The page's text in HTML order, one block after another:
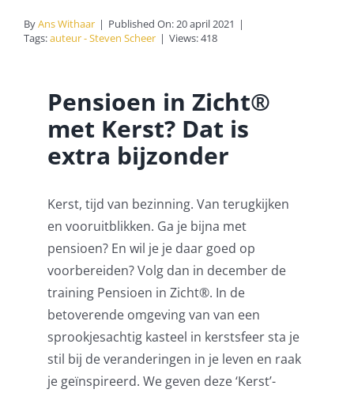
Branches
Pensioen aanbod werkgevers
Contact
ByAns Withaar | Published On: 20 april 2021 |
Tags:auteur - Steven Scheer | Views: 418
Pensioen in Zicht®️
met Kerst? Dat is
extra bijzonder
Kerst, tijd van bezinning. Van terugkijken
en vooruitblikken. Ga je bijna met
pensioen? En wil je je daar goed op
voorbereiden? Volg dan in december de
training Pensioen in Zicht®️. In de
betoverende omgeving van van een
sprookjesachtig kasteel in kerstsfeer sta je
stil bij de veranderingen in je leven en raak
je geïnspireerd. We geven deze ‘Kerst’-